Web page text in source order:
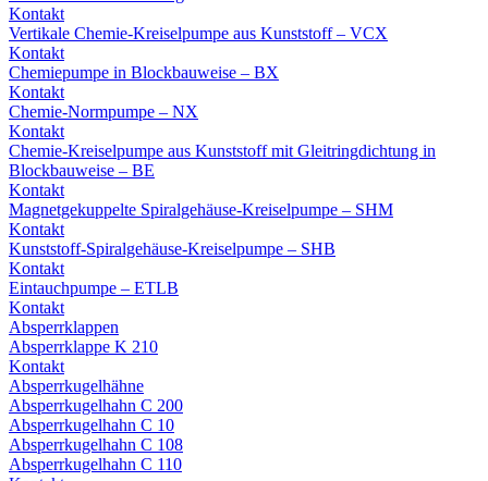
Kontakt
Vertikale Chemie-Kreiselpumpe aus Kunststoff – VCX
Kontakt
Chemiepumpe in Blockbauweise – BX
Kontakt
Chemie-Normpumpe – NX
Kontakt
Chemie-Kreiselpumpe aus Kunststoff mit Gleitringdichtung in
Blockbauweise – BE
Kontakt
Magnetgekuppelte Spiralgehäuse-Kreiselpumpe – SHM
Kontakt
Kunststoff-Spiralgehäuse-Kreiselpumpe – SHB
Kontakt
Eintauchpumpe – ETLB
Kontakt
Absperrklappen
Absperrklappe K 210
Kontakt
Absperrkugelhähne
Absperrkugelhahn C 200
Absperrkugelhahn C 10
Absperrkugelhahn C 108
Absperrkugelhahn C 110